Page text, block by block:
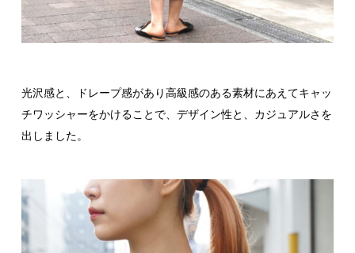
光沢感と、ドレープ感があり高級感のある素材にあえてキャッ
チワッシャーをかけることで、デザイン性と、カジュアルさを
出しました。